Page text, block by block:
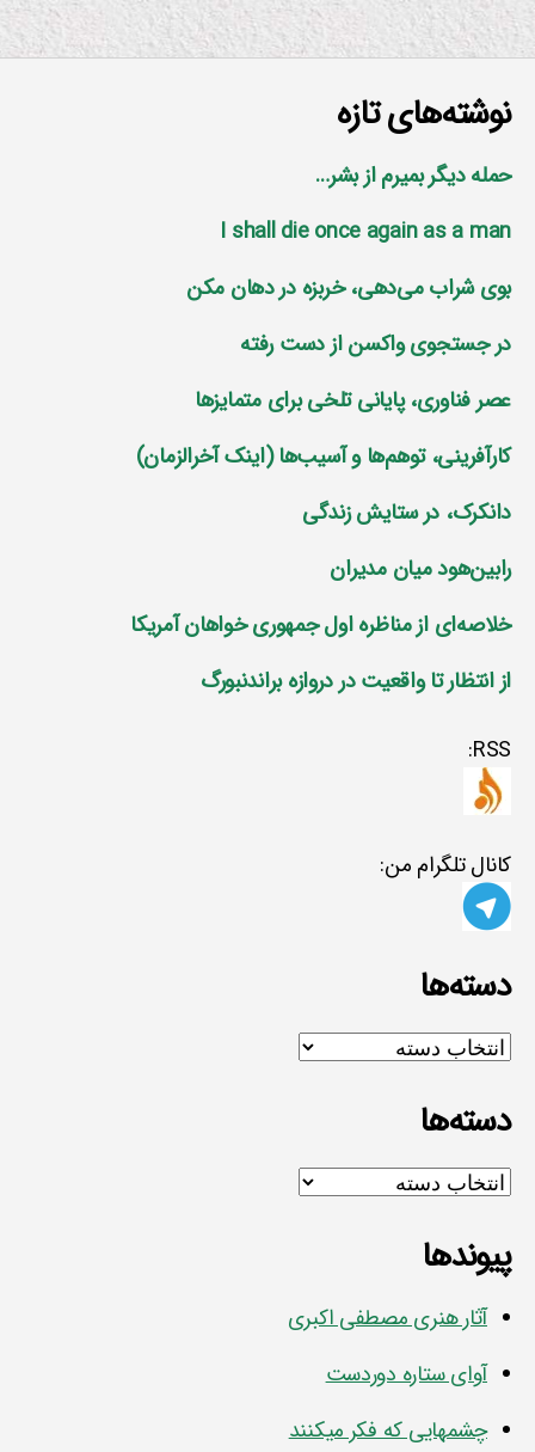
نوشته‌های تازه
حمله دیگر بمیرم از بشر…
I shall die once again as a man
بوی شراب می‌دهی، خربزه در دهان مکن
در جستجوی واکسن از دست رفته
عصر فناوری، پایانی تلخی برای متمایز‌ها
کارآفرینی، توهم‌ها و آسیب‌ها (اینک آخرالزمان)
دانکرک، در ستایش زندگی
رابین‌هود میان مدیران
خلاصه‌ای از مناظره اول جمهوری خواهان آمریکا
از انتظار تا واقعیت در دروازه براندنبورگ
RSS:
کانال تلگرام من:
دسته‌ها
دسته‌ها
دسته‌ها
دسته‌ها
پیوندها
آثار هنری مصطفی اکبری
آوای ستاره دوردست
چشمهایی که فکر میکنند